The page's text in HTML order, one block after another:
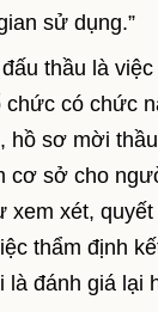
sử dụng.”
thầu là
chức có chức
hồ sơ mời
cơ sở cho
xem xét,
thẩm định
là đánh giá lại